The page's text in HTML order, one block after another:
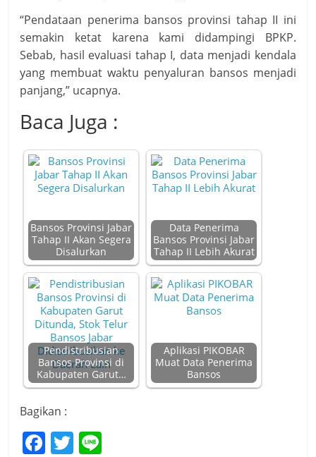
“Pendataan penerima bansos provinsi tahap II ini
semakin ketat karena kami didampingi BPKP.
Sebab, hasil evaluasi tahap I, data menjadi kendala
yang membuat waktu penyaluran bansos menjadi
panjang,” ucapnya.
Baca Juga :
Bansos Provinsi Jabar
Tahap II Akan Segera
Disalurkan
Data Penerima
Bansos Provinsi Jabar
Tahap II Lebih Akurat
Pendistribusian
Bansos Provinsi di
Kabupaten Garut…
Aplikasi PIKOBAR
Muat Data Penerima
Bansos
Bagikan :
F T